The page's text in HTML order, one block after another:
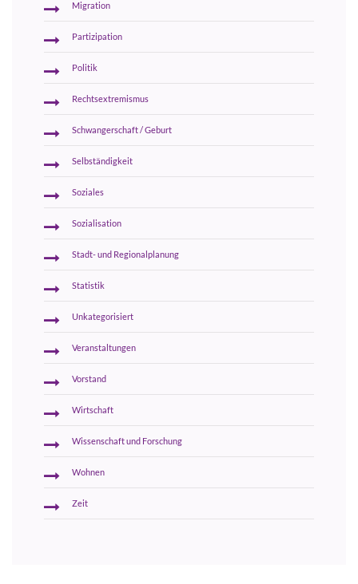
Migration
Partizipation
Politik
Rechtsextremismus
Schwangerschaft / Geburt
Selbständigkeit
Soziales
Sozialisation
Stadt- und Regionalplanung
Statistik
Unkategorisiert
Veranstaltungen
Vorstand
Wirtschaft
Wissenschaft und Forschung
Wohnen
Zeit